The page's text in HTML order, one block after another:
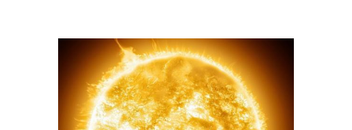
Точка для шкалы Реперные станции